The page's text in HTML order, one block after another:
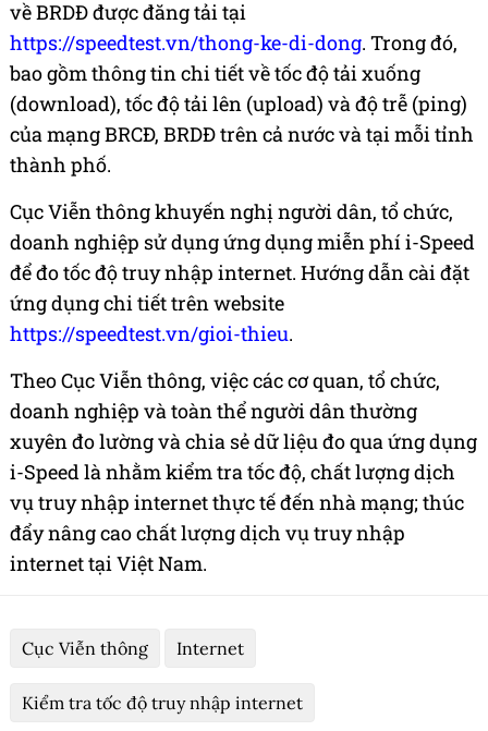
về BRDĐ được đăng tải tại
https://speedtest.vn/thong-ke-di-dong. Trong đó,
bao gồm thông tin chi tiết về tốc độ tải xuống
(download), tốc độ tải lên (upload) và độ trễ (ping)
của mạng BRCĐ, BRDĐ trên cả nước và tại mỗi tỉnh
thành phố.
Cục Viễn thông khuyến nghị người dân, tổ chức,
doanh nghiệp sử dụng ứng dụng miễn phí i-Speed
để đo tốc độ truy nhập internet. Hướng dẫn cài đặt
ứng dụng chi tiết trên website
https://speedtest.vn/gioi-thieu.
Theo Cục Viễn thông, việc các cơ quan, tổ chức,
doanh nghiệp và toàn thể người dân thường
xuyên đo lường và chia sẻ dữ liệu đo qua ứng dụng
i-Speed là nhằm kiểm tra tốc độ, chất lượng dịch
vụ truy nhập internet thực tế đến nhà mạng; thúc
đẩy nâng cao chất lượng dịch vụ truy nhập
internet tại Việt Nam.
Cục Viễn thông Internet
Kiểm tra tốc độ truy nhập internet